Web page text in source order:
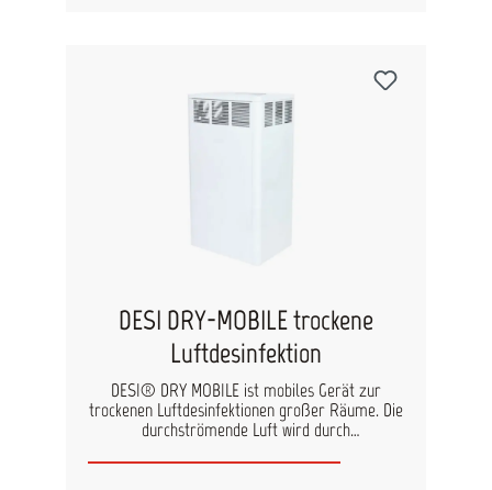
verdünnt werden. Die Hände zweimal mit jeweils
etwa 3 ml der Lösung MP
Handdesinfektionsmittel einreiben und jeweils 30
Sekunden feucht halten. Zulassung: Gemäß der
DESI DRY-MOBILE trockene
Luftdesinfektion
DESI® DRY MOBILE ist mobiles Gerät zur
trockenen Luftdesinfektionen großer Räume. Die
durchströmende Luft wird durch
Viren, Bakterien, Staubpartikel, Rauchgas,